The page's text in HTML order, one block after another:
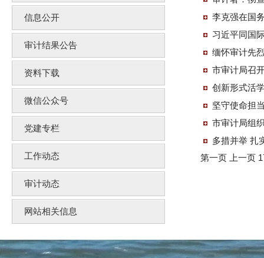
信息公开
审计结果公告
资料下载
微信公众号
党建专栏
工作动态
审计动态
网站相关信息
李克强在国
习近平同国
缅怀审计先
市审计局召
创新形式活
坚守使命担
市审计局组
多措并举 扎
第一页
上一页